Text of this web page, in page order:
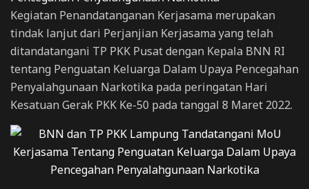
Kegiatan Penandatanganan Kerjasama merupakan
tindak lanjut dari Perjanjian Kerjasama yang telah
ditandatangani TP PKK Pusat dengan Kepala BNN RI
tentang Penguatan Keluarga Dalam Upaya Pencegahan
Penyalahgunaan Narkotika pada peringatan Hari
Kesatuan Gerak PKK Ke-50 pada tanggal 8 Maret 2022.